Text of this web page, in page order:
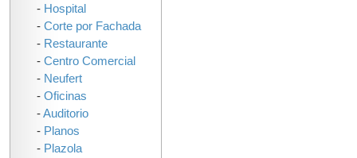
- Hospital
- Corte por Fachada
- Restaurante
- Centro Comercial
- Neufert
- Oficinas
-Auditorio
- Planos
- Plazola